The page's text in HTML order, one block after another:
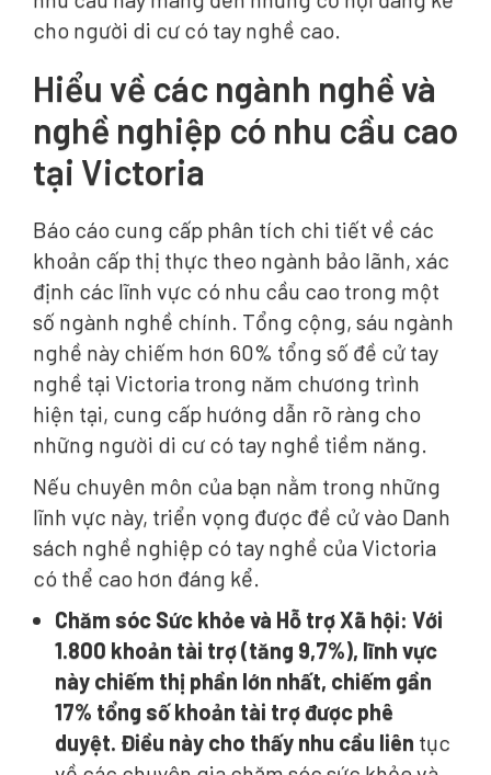
cho người di cư có tay nghề cao.
Hiểu về các ngành nghề và
nghề nghiệp có nhu cầu cao
tại Victoria
Báo cáo cung cấp phân tích chi tiết về các
khoản cấp thị thực theo ngành bảo lãnh, xác
định các lĩnh vực có nhu cầu cao trong một
số ngành nghề chính. Tổng cộng, sáu ngành
nghề này chiếm hơn 60% tổng số đề cử tay
nghề tại Victoria trong năm chương trình
hiện tại, cung cấp hướng dẫn rõ ràng cho
những người di cư có tay nghề tiềm năng.
Nếu chuyên môn của bạn nằm trong những
lĩnh vực này, triển vọng được đề cử vào Danh
sách nghề nghiệp có tay nghề của Victoria
có thể cao hơn đáng kể.
Chăm sóc Sức khỏe và Hỗ trợ Xã hội: Với
1.800 khoản tài trợ (tăng 9,7%), lĩnh vực
này chiếm thị phần lớn nhất, chiếm gần
17% tổng số khoản tài trợ được phê
duyệt. Điều này cho thấy nhu cầu liên tục